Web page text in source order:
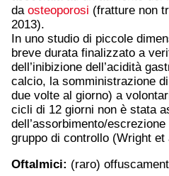
da osteoporosi (fratture non
2013).
In uno studio di piccole
breve durata finalizzato a
dell’inibizione dell’acidità
calcio, la somministrazione
due volte al giorno) a
cicli di 12 giorni non è stata
dell’assorbimento/
gruppo di controllo (Wright et
Oftalmici: (raro)